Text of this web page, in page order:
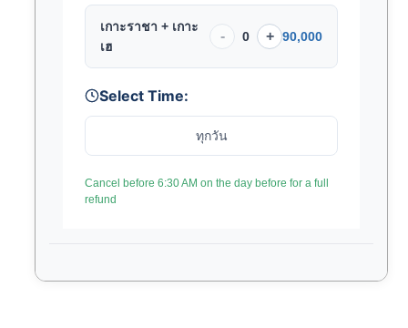
เกาะราชา + เกาะ
เฮ
- 0 + 90,000
Select Time:
ทุกวัน
Cancel before 6:30 AM on the day before for a full
refund